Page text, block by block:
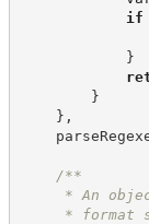
if
}
}
} ,
/**
* An object
* format